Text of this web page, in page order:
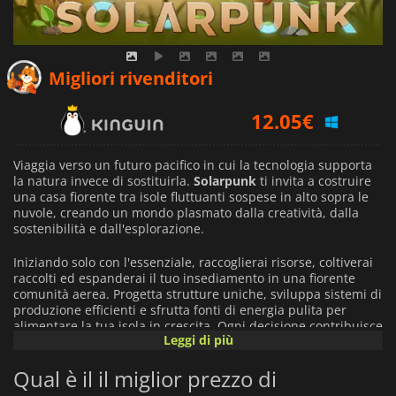
Migliori rivenditori
12.05€
11.79€
Viaggia verso un futuro pacifico in cui la tecnologia supporta
la natura invece di sostituirla. Solarpunk ti invita a costruire
una casa fiorente tra isole fluttuanti sospese in alto sopra le
nuvole, creando un mondo plasmato dalla creatività, dalla
sostenibilità e dall'esplorazione.
Iniziando solo con l'essenziale, raccoglierai risorse, coltiverai
raccolti ed espanderai il tuo insediamento in una fiorente
comunità aerea. Progetta strutture uniche, sviluppa sistemi di
produzione efficienti e sfrutta fonti di energia pulita per
alimentare la tua isola in crescita. Ogni decisione contribuisce
allo sviluppo di un ecosistema equilibrato in cui progresso e
Oltre al comfort della tua casa, un vasto orizzonte pieno di
Leggi di più
Qual è il il miglior prezzo di